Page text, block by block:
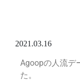
2021.03.16
Agoopの人流デ
た。